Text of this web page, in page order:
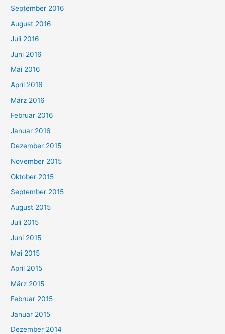
September 2016
August 2016
Juli 2016
Juni 2016
Mai 2016
April 2016
März 2016
Februar 2016
Januar 2016
Dezember 2015
November 2015
Oktober 2015
September 2015
August 2015
Juli 2015
Juni 2015
Mai 2015
April 2015
März 2015
Februar 2015
Januar 2015
Dezember 2014